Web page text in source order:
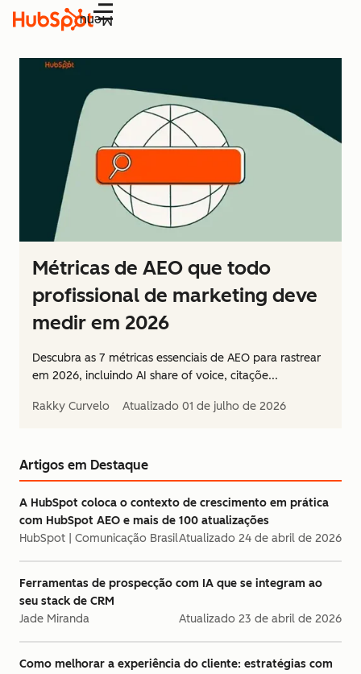
Menu
Métricas de AEO que todo
profissional de marketing deve
medir em 2026
Descubra as 7 métricas essenciais de AEO para rastrear
em 2026, incluindo AI share of voice, citaçõe...
Rakky Curvelo Atualizado 01 de julho de 2026
Artigos em Destaque
A HubSpot coloca o contexto de crescimento em prática
com HubSpot AEO e mais de 100 atualizações
HubSpot | Comunicação BrasilAtualizado 24 de abril de 2026
Ferramentas de prospecção com IA que se integram ao
seu stack de CRM
Jade Miranda
Atualizado 23 de abril de 2026
Como melhorar a experiência do cliente: estratégias com